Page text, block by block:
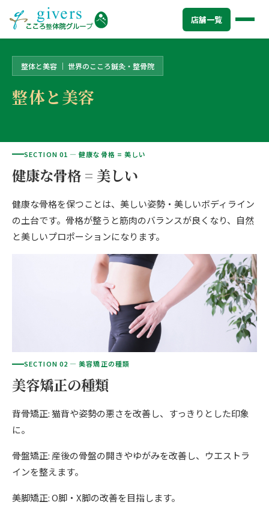
店舗一覧
HOME トップ
SYMPTOMS 症状から探す
頭痛
四十肩・五十肩
膝痛・関節痛
産後の不調・体型の崩れ
寝違え
姿勢矯正
STORE 店舗一覧
AREA エリアから探す
北海道
札幌エリア（13院）
新宿エリア（3院）
高田馬場エリア（2院）
亀戸エリア（2院）
立川エリア（2院）
中国
ABOUT US 私たちについて
こころ整体院グループについて
giversメソッドGIFT
医師・専門家からの推薦
メディア・実績
理想の通院期間について
お客様の声
お知らせ
コラム
ご予約はこちら
OUR CONCEPT
とらわれないカラダを。
トップ >店舗一覧>北赤羽駅前院
整体と美容 ｜ 世界のこころ鍼灸・整骨院
整体と美容
SECTION 01 — 健康な骨格 = 美しい
健康な骨格 = 美しい
健康な骨格を保つことは、美しい姿勢・美しいボディライン
の土台です。骨格が整うと筋肉のバランスが良くなり、自然
と美しいプロポーションになります。
SECTION 02 — 美容矯正の種類
美容矯正の種類
背骨矯正: 猫背や姿勢の悪さを改善し、すっきりとした印象
に。
骨盤矯正: 産後の骨盤の開きやゆがみを改善し、ウエストラ
インを整えます。
美脚矯正: O脚・X脚の改善を目指します。